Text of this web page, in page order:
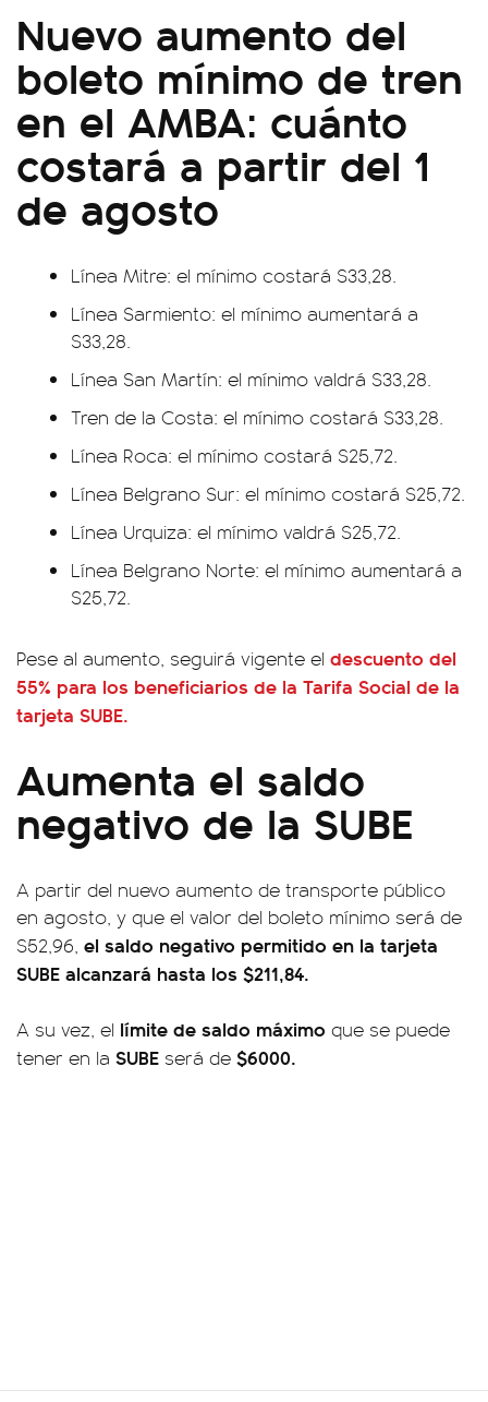
Nuevo aumento del
boleto mínimo de tren
en el AMBA: cuánto
costará a partir del 1
de agosto
Línea Mitre: el mínimo costará $33,28.
Línea Sarmiento: el mínimo aumentará a
$33,28.
Línea San Martín: el mínimo valdrá $33,28.
Tren de la Costa: el mínimo costará $33,28.
Línea Roca: el mínimo costará $25,72.
Línea Belgrano Sur: el mínimo costará $25,72.
Línea Urquiza: el mínimo valdrá $25,72.
Línea Belgrano Norte: el mínimo aumentará a
$25,72.
Pese al aumento, seguirá vigente el descuento del
55% para los beneficiarios de la Tarifa Social de la
tarjeta SUBE.
Aumenta el saldo
negativo de la SUBE
A partir del nuevo aumento de transporte público
en agosto, y que el valor del boleto mínimo será de
$52,96, el saldo negativo permitido en la tarjeta
SUBE alcanzará hasta los $211,84.
A su vez, el límite de saldo máximo que se puede
tener en la SUBE será de $6000.